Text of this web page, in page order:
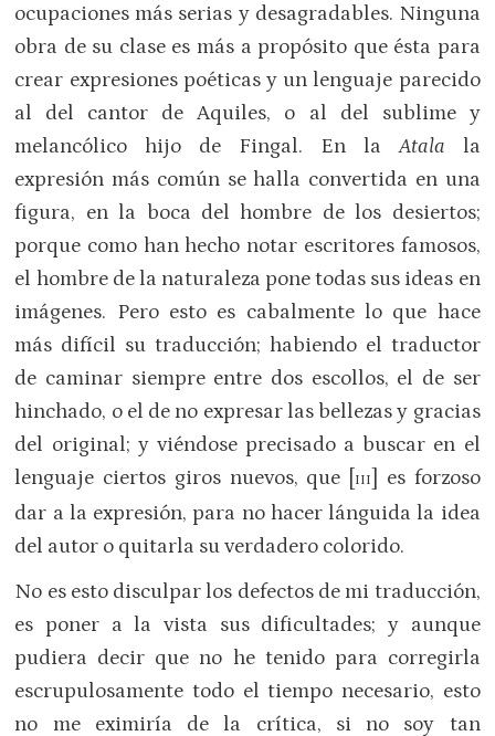
ocupaciones más serias y desagradables. Ninguna
obra de su clase es más a propósito que ésta para
crear expresiones poéticas y un lenguaje parecido
al del cantor de Aquiles, o al del sublime y
melancólico hijo de Fingal. En laAtala la
expresión más común se halla convertida en una
figura, en la boca del hombre de los desiertos;
porque como han hecho notar escritores famosos,
el hombre de la naturaleza pone todas sus ideas en
imágenes. Pero esto es cabalmente lo que hace
más difícil su traducción; habiendo el traductor
de caminar siempre entre dos escollos, el de ser
hinchado, o el de no expresar las bellezas y gracias
del original; y viéndose precisado a buscar en el
lenguaje ciertos giros nuevos, que [
III
] es forzoso
dar a la expresión, para no hacer lánguida la idea
del autor o quitarla su verdadero colorido.
No es esto disculpar los defectos de mi traducción,
es poner a la vista sus dificultades; y aunque
pudiera decir que no he tenido para corregirla
escrupulosamente todo el tiempo necesario, esto
no me eximiría de la crítica, si no soy tan